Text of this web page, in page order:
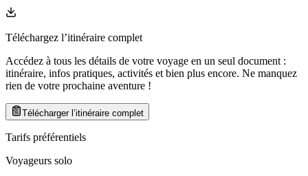
Téléchargez l’itinéraire complet
Accédez à tous les détails de votre voyage en un seul document :
itinéraire, infos pratiques, activités et bien plus encore. Ne manquez
rien de votre prochaine aventure !
Télécharger l’itinéraire complet
Tarifs préférentiels
Voyageurs solo